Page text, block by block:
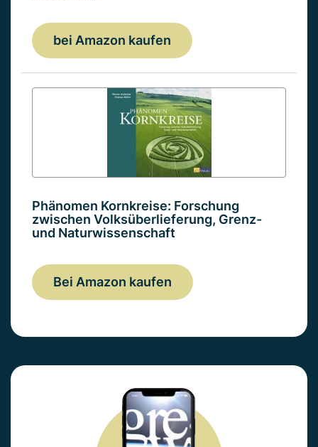
bei Amazon kaufen
Phänomen Kornkreise: Forschung
zwischen Volksüberlieferung, Grenz-
und Naturwissenschaft
Bei Amazon kaufen